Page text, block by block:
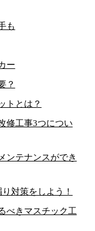
も
ー
？
トとは？
修工事3つについ
ンテナンスができ
対策をしよう！
べきマスチック工